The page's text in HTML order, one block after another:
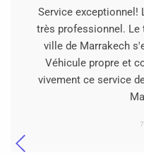
Service exceptionnel!
très professionnel. Le
ville de Marrakech
Véhicule propre et
vivement ce service